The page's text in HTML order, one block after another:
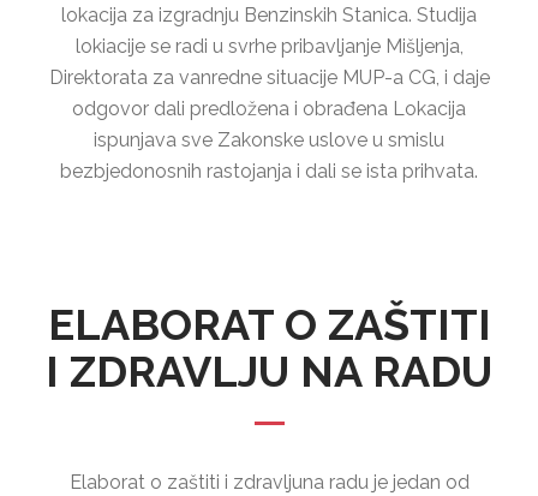
lokacija za izgradnju Benzinskih Stanica. Studija
lokiacije se radi u svrhe pribavljanje Mišljenja,
Direktorata za vanredne situacije MUP-a CG, i daje
odgovor dali predložena i obrađena Lokacija
ispunjava sve Zakonske uslove u smislu
bezbjedonosnih rastojanja i dali se ista prihvata.
ELABORAT O ZAŠTITI
I ZDRAVLJU NA RADU
Elaborat o zaštiti i zdravljuna radu je jedan od